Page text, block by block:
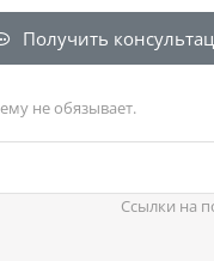
Получить
не обязывает.
Ссылки на